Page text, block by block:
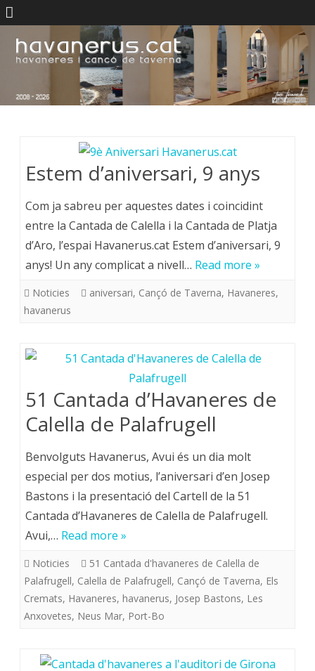
Estem d’aniversari, 9 anys
Com ja sabreu per aquestes dates i coincidint
entre la Cantada de Calella i la Cantada de Platja
d’Aro, l’espai Havanerus.cat Estem d’aniversari, 9
anys! Un any complicat a nivell… Read more »
Noticies aniversari, Cançó de Taverna, Havaneres,
havanerus
51 Cantada d’Havaneres de
Calella de Palafrugell
Benvolguts Havanerus, Avui és un dia molt
especial per dos motius, l’aniversari d’en Josep
Bastons i la presentació del Cartell de la 51
Cantada d’Havaneres de Calella de Palafrugell.
Avui,… Read more »
Noticies
51 Cantada d'havaneres de Calella de
Palafrugell, Calella de Palafrugell, Cançó de Taverna, Els
Cremats, Havaneres, havanerus, Josep Bastons, Les
Anxovetes, Neus Mar, Port-Bo